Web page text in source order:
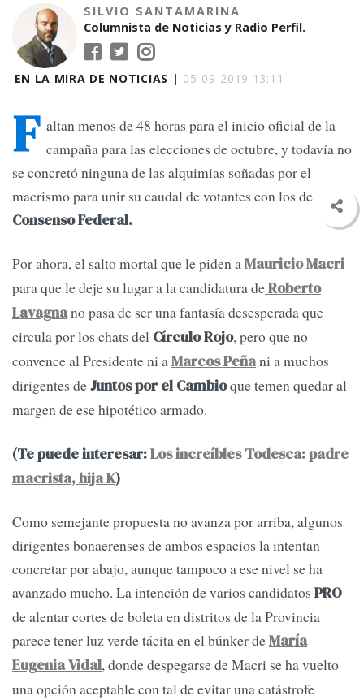
EN LA MIRA DE NOTICIAS | 05-09-2019 13:11
SILVIO SANTAMARINA
Columnista de Noticias y Radio Perfil.
F altan menos de 48 horas para el inicio oficial de la
campaña para las elecciones de octubre, y todavía no
se concretó ninguna de las alquimias soñadas por el
macrismo para unir su caudal de votantes con los de
Consenso Federal.
Por ahora, el salto mortal que le piden aMauricio Macri
para que le deje su lugar a la candidatura deRoberto
Lavagnano pasa de ser una fantasía desesperada que
circula por los chats del Círculo Rojo, pero que no
convence al Presidente ni aMarcos Peñani a muchos
dirigentes deJuntos por el Cambioque temen quedar al
margen de ese hipotético armado.
(Te puede interesar:Los increíbles Todesca: padre
macrista, hija K)
Como semejante propuesta no avanza por arriba, algunos
dirigentes bonaerenses de ambos espacios la intentan
concretar por abajo, aunque tampoco a ese nivel se ha
avanzado mucho. La intención de varios candidatos PRO
de alentar cortes de boleta en distritos de la Provincia
parece tener luz verde tácita en el búnker deMaría
Eugenia Vidal, donde despegarse de Macri se ha vuelto
una opción aceptable con tal de evitar una catástrofe